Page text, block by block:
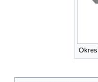
Okres